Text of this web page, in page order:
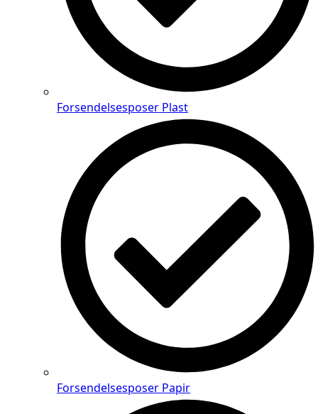
Forsendelsesposer Plast
Forsendelsesposer Papir